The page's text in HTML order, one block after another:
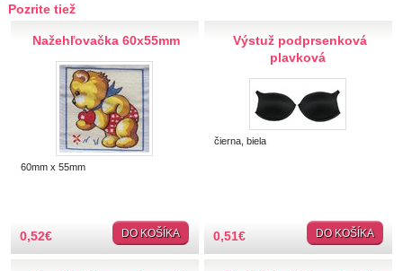
Doplnky
Krajčírske potreby
Pozrite tiež
Nažehľovačka 60x55mm
60mm x 55mm
0,52€ DO KOŠÍKA
Výstuž podprsenková
plavková
čierna, biela
0,51€ DO KOŠÍKA